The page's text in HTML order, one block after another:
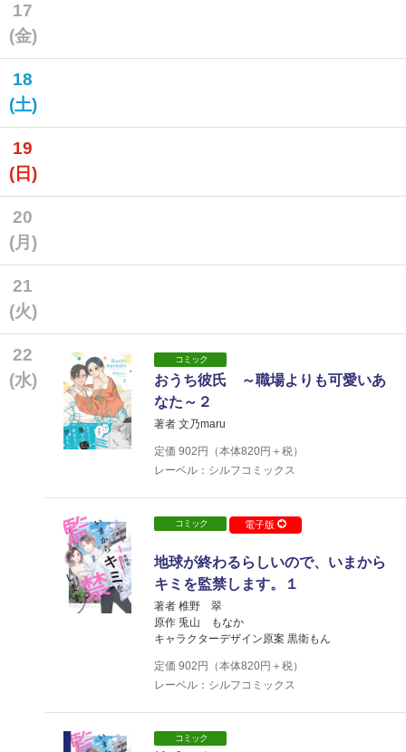
17
(金)
18
(土)
19
(日)
20
(月)
21
(火)
22
(水)
コミック
おうち彼氏 ～職場よりも可愛いあ
なた～２
著者 文乃maru
定価 902 円（本体820円＋税）
レーベル：シルフコミックス
コミック 電子版
地球が終わるらしいので、いまから
キミを監禁します。１
著者 椎野 翠
原作 兎山 もなか
キャラクターデザイン原案 黒衛もん
定価 902 円（本体820円＋税）
レーベル：シルフコミックス
コミック